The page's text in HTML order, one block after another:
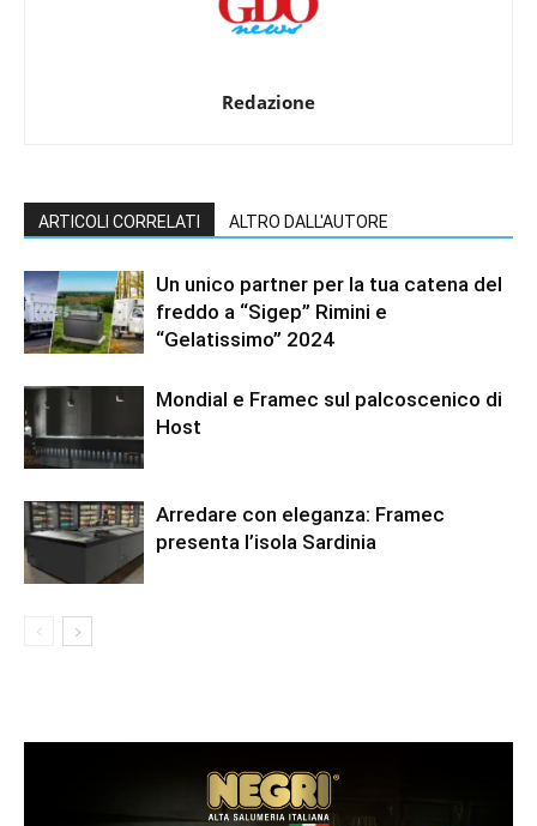
Redazione
ARTICOLI CORRELATI ALTRO DALL'AUTORE
Un unico partner per la tua catena del
freddo a “Sigep” Rimini e
“Gelatissimo” 2024
Mondial e Framec sul palcoscenico di
Host
Arredare con eleganza: Framec
presenta l’isola Sardinia